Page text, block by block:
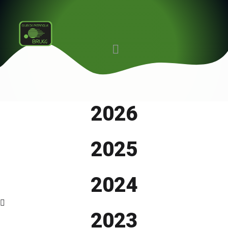
2026
2025
2024
2023